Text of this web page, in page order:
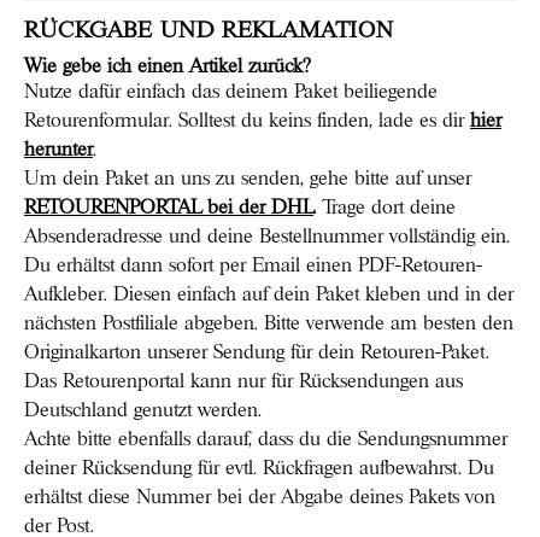
RÜCKGABE UND REKLAMATION
Wie gebe ich einen Artikel zurück?
Nutze dafür einfach das deinem Paket beiliegende
Retourenformular. Solltest du keins finden, lade es dir hier
herunter.
Um dein Paket an uns zu senden, gehe bitte auf unser
RETOURENPORTAL bei der DHL. Trage dort deine
Absenderadresse und deine Bestellnummer vollständig ein.
Du erhältst dann sofort per Email einen PDF-Retouren-
Aufkleber. Diesen einfach auf dein Paket kleben und in der
nächsten Postfiliale abgeben. Bitte verwende am besten den
Originalkarton unserer Sendung für dein Retouren-Paket.
Das Retourenportal kann nur für Rücksendungen aus
Deutschland genutzt werden.
Achte bitte ebenfalls darauf, dass du die Sendungsnummer
deiner Rücksendung für evtl. Rückfragen aufbewahrst. Du
erhältst diese Nummer bei der Abgabe deines Pakets von
der Post.